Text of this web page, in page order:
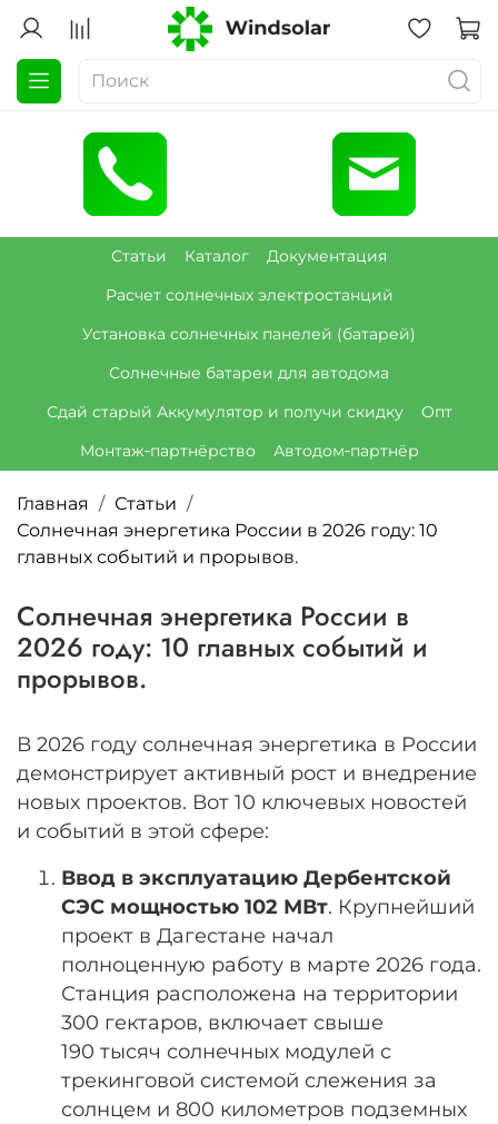
Статьи Каталог
Документация
Расчет солнечных электростанций
Установка солнечных панелей (батарей)
Солнечные батареи для автодома
Сдай старый Аккумулятор и получи скидку
Опт
Монтаж‑партнёрство
Автодом‑партнёр
Главная
Статьи
Солнечная энергетика России в 2026 году: 10
главных событий и прорывов.
Солнечная энергетика России в
2026 году: 10 главных событий и
прорывов.
В 2026 году солнечная энергетика в России
демонстрирует активный рост и внедрение
новых проектов. Вот 10 ключевых новостей
и событий в этой сфере:
Ввод в эксплуатацию Дербентской
СЭС мощностью 102 МВт. Крупнейший
проект в Дагестане начал
полноценную работу в марте 2026 года.
Станция расположена на территории
300 гектаров, включает свыше
190 тысяч солнечных модулей с
трекинговой системой слежения за
солнцем и 800 километров подземных